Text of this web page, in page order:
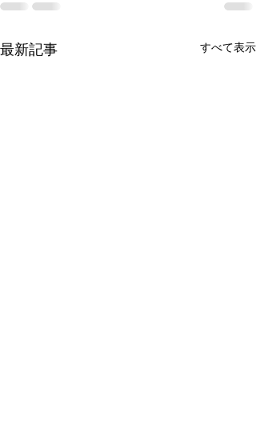
最新記事 すべて表示